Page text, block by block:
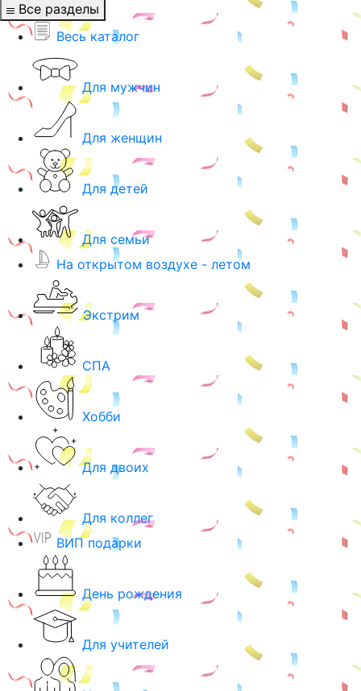
Все разделы
Весь каталог
Для мужчин
Для женщин
Для детей
Для семьи
На открытом воздухе - летом
Экстрим
СПА
Хобби
Для двоих
Для коллег
ВИП подарки
День рождения
Для учителей